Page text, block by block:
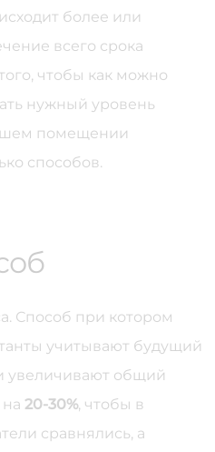
более или
всего срока
чтобы как можно
нужный уровень
помещении
способов.
Способ при котором
учитывают будущий
увеличивают общий
20-30%, чтобы в
сравнялись, а